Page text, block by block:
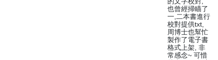
也曾經掃瞄了
一,二本書進行
校對提供txt,
周博士也幫忙
製作了電子書
格式上架, 非
常感念~ 可惜